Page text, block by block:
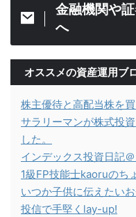
金融機関や
へ
オススメの資産運用ブ
株主優待と高配当株を
サラリーマンが株式投
した。
インデックス投資日記
1級FP技能士kaoruのち
いつか子供に伝えたい
投信で手堅くlay-up!